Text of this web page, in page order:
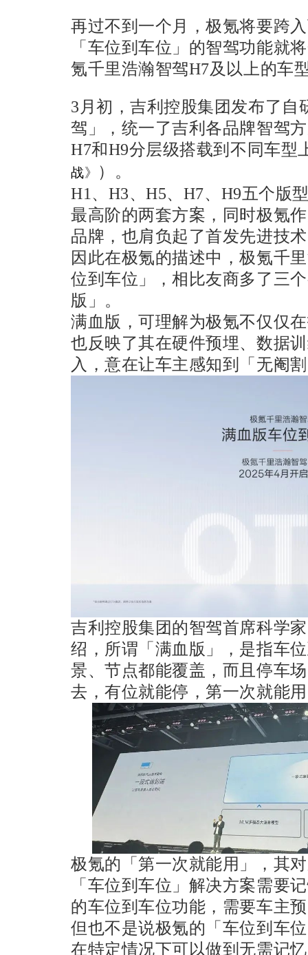
再过不到一个月，极氪将要跨
「车位到车位」的智驾功能就
氪千里浩瀚智驾H7及以上的车
3月初，吉利控股集团发布了自
驾」，统一了吉利各品牌智驾
H7和H9分层级搭载到不同车型
战》
）。
H1、H3、H5、H7、H9五个版
最高阶的两套方案，同时极氪
品牌，也肩负起了首发先进技
因此在极氪的描述中，极氪千
位到车位」，相比友商多了三
版」。
满血版，可理解为极氪不仅仅
也反映了其在硬件预埋、数据
入，意在让车主感知到「无阉
吉利控股集团的智驾首席科学
绍，所谓「满血版」，是指车
景、节点都能覆盖，而且停车
去，有位就能停，第一次就能
极氪的「第一次就能用」，其
「车位到车位」解决方案需要
的车位到车位功能，需要车主
但也不是说极氪的「车位到车
在特定情况下可以做到无需记